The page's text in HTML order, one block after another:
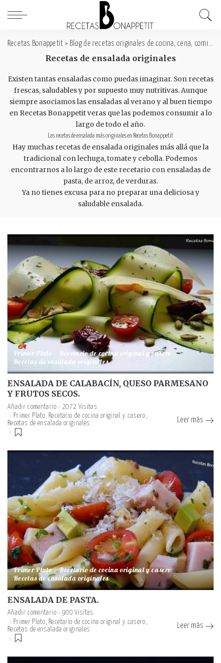
Recetas Bonappetit > Blog de recetas originales de cocina, cena, comida y desayuno
Recetas de ensalada originales
Existen tantas ensaladas como puedas imaginar. Son recetas
frescas, saludables y por supuesto muy nutritivas. Aunque
siempre asociamos las ensaladas al verano y al buen tiempo
en Recetas Bonappetit veras que las podemos consumir a lo
largo de todo el año.
Las recetas de ensalada más originales en Recetas Bonappetit
Hay muchas recetas de ensalada originales más allá que la
tradicional con lechuga, tomate y cebolla. Podemos
encontrarnos a lo largo de este recetario con ensaladas de
pasta, de arroz, de verduras.
Ya no tienes excusa para no preparar una deliciosa y
saludable ensalada.
Primer Plato Recetario de cocina original y casero
Recetas de ensalada originales
ENSALADA DE CALABACÍN, QUESO PARMESANO
Y FRUTOS SECOS.
Añadir comentario
2072 Visitas
Primer Plato Recetario de cocina original y casero
Recetas de ensalada originales
Leer más
Primer Plato Recetario de cocina original y casero
Recetas de ensalada originales
ENSALADA DE PASTA.
Añadir comentario
900 Visitas
Primer Plato Recetario de cocina original y casero
Recetas de ensalada originales
Leer más